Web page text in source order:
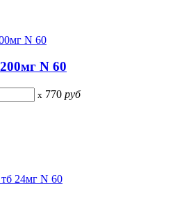
N 60
x 770 руб